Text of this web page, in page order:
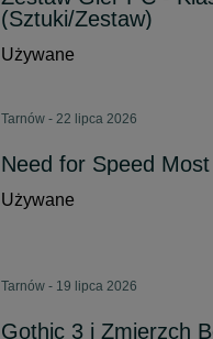
(Sztuki/Zestaw)
Używane
Tarnów - 22 lipca 2026
Need for Speed
Używane
Tarnów - 19 lipca 2026
Gothic 3 i Zmierzch